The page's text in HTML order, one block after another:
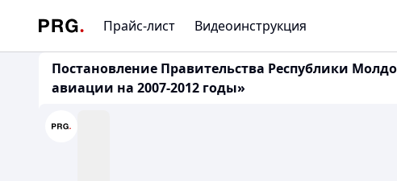
Прайс-лист Видеоинструкция
Постановление Правительства Республики
авиации на 2007-2012 годы»